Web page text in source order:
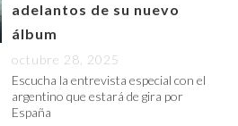
adelantos de su nuevo
álbum
octubre 28, 2025
Escucha la entrevista especial con el
argentino que estará de gira por
España